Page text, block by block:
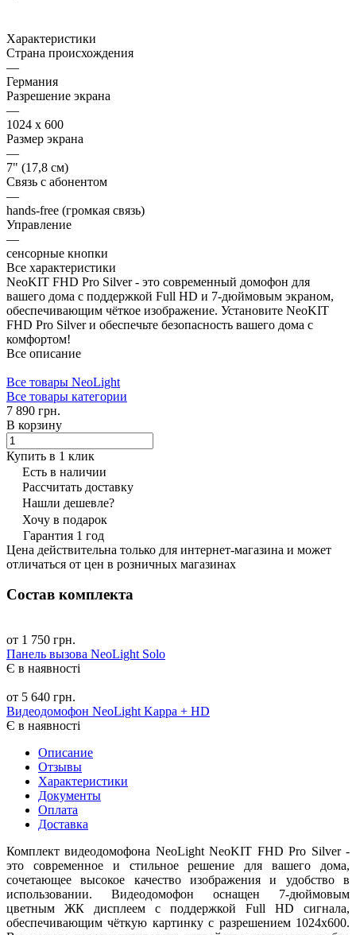
Характеристики
Страна происхождения
—
Германия
Разрешение экрана
—
1024 x 600
Размер экрана
—
7" (17,8 см)
Связь с абонентом
—
hands-free (громкая связь)
Управление
—
сенсорные кнопки
Все характеристики
NeoKIT FHD Pro Silver - это современный домофон для
вашего дома с поддержкой Full HD и 7-дюймовым экраном,
обеспечивающим чёткое изображение. Установите NeoKIT
FHD Pro Silver и обеспечьте безопасность вашего дома с
комфортом!
Все описание
Все товары NeoLight
Все товары категории
7 890 грн.
В корзину
Купить в 1 клик
Есть в наличии
Рассчитать доставку
Нашли дешевле?
Хочу в подарок
Гарантия 1 год
Цена действительна только для интернет-магазина и может
отличаться от цен в розничных магазинах
Состав комплекта
от 1 750 грн.
Панель вызова NeoLight Solo
Є в наявності
от 5 640 грн.
Видеодомофон NeoLight Kappa + HD
Є в наявності
Описание
Отзывы
Характеристики
Документы
Оплата
Доставка
Комплект видеодомофона NeoLight NeoKIT FHD Pro Silver -
это современное и стильное решение для вашего дома,
сочетающее высокое качество изображения и удобство в
использовании. Видеодомофон оснащен 7-дюймовым
цветным ЖК дисплеем с поддержкой Full HD сигнала,
обеспечивающим чёткую картинку с разрешением 1024x600.